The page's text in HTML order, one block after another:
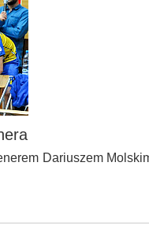
Dariuszem